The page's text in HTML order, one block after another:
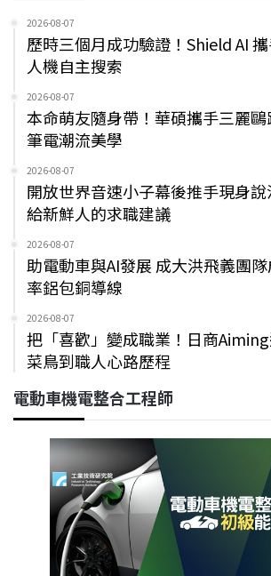
2026-08-07
歷時三個月成功驗證！Shield AI
人機自主搜索
2026-08-07
本命萌友隨身帶！華碩攜手三麗
筆電潮流美學
2026-08-07
開放世界音速小子幕後推手現身說
給新鮮人的求職建議
2026-08-07
助電動車與AI發展 成大洪飛義團
率鋁包銅導線
2026-08-07
把「喜歡」變成職業！日商
菜鳥到職人心路歷程
電動車機電整合工程師